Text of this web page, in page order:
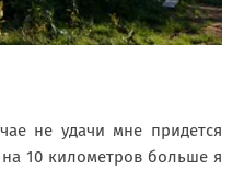
не удачи мне придется
10 километров больше я